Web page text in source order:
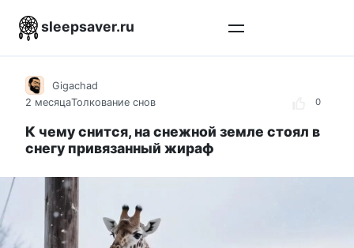
sleepsaver.ru
0
Gigachad
2 месяцаТолкование снов
К чему снится, на снежной земле стоял в
снегу привязанный жираф